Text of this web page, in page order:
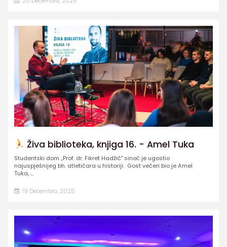
Živa biblioteka, knjiga 16. - Amel Tuka
Studentski dom „Prof. dr. Fikret Hadžić" sinoć je ugostio
najuspješnijeg bh. atletičara u historiji. Gost večeri bio je Amel
Tuka, ...
19 Decembra, 2025